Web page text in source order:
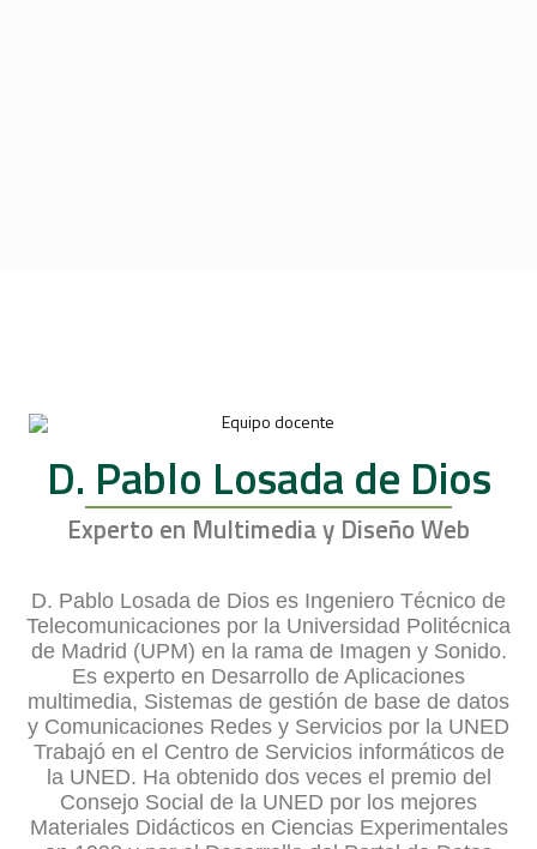
D. Pablo Losada de Dios
Experto en Multimedia y Diseño Web
D. Pablo Losada de Dios es Ingeniero Técnico de
Telecomunicaciones por la Universidad Politécnica
de Madrid (UPM) en la rama de Imagen y Sonido.
Es experto en Desarrollo de Aplicaciones
multimedia, Sistemas de gestión de base de datos
y Comunicaciones Redes y Servicios por la UNED
Trabajó en el Centro de Servicios informáticos de
la UNED. Ha obtenido dos veces el premio del
Consejo Social de la UNED por los mejores
Materiales Didácticos en Ciencias Experimentales